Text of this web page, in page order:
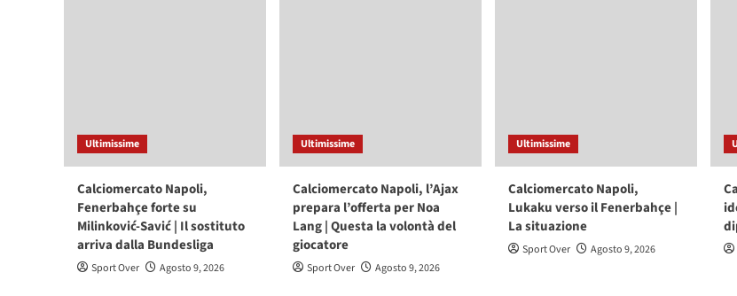
Ultimissime
Calciomercato Napoli,
Fenerbahçe forte su
Milinković-Savić | Il sostituto
arriva dalla Bundesliga
Sport Over Agosto 9, 2026
Ultimissime
Calciomercato Napoli, l’Ajax
prepara l’offerta per Noa
Lang | Questa la volontà del
giocatore
Sport Over Agosto 9, 2026
Ultimissime
Calciomercato Napoli,
Lukaku verso il Fenerbahçe |
La situazione
Sport Over Agosto 9, 2026